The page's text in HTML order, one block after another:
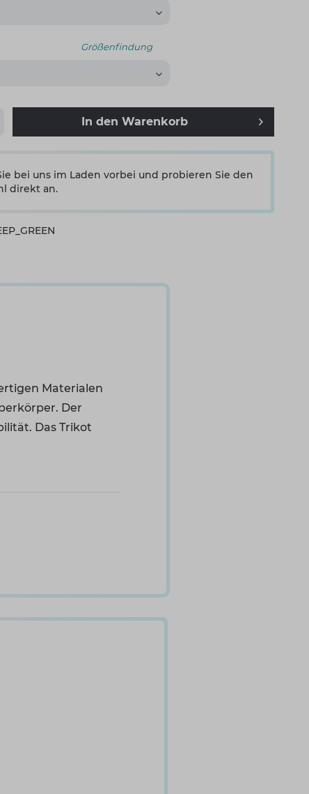
Größenfindung
In den Warenkorb
bei uns im Laden vorbei und probieren Sie den
direkt an.
Materialen
Der
Das Trikot